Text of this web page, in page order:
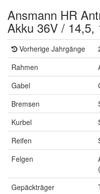
Ansmann HR
Akku 36V / 14,5,
Vorherige Jahrgänge
Rahmen
Gabel
Bremsen
Kurbel
Reifen
Felgen
Gepäckträger